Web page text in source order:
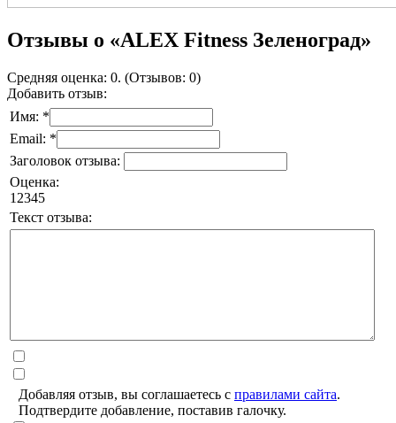
Отзывы о «ALEX Fitness Зеленоград»
Средняя оценка: 0. (Отзывов: 0)
Добавить отзыв:
Имя: *
Email: *
Заголовок отзыва:
Оценка:
1 2345
Текст отзыва:
Добавляя отзыв, вы соглашаетесь с правилами сайта.
Подтвердите добавление, поставив галочку.